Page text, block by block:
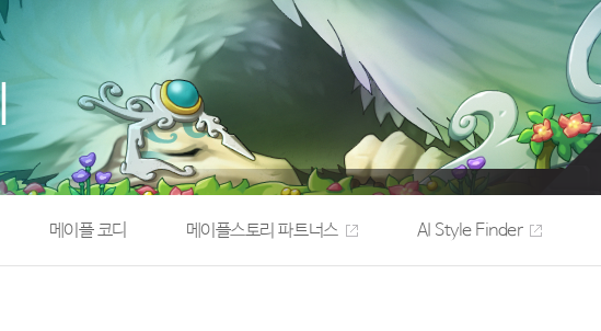
추가정보
컨텐츠 랭킹
메이플 아트
메이플 코디
메이플스토리 파트너스
AI Style Finder
미니게임
커뮤니티 아카이브
메이플 코디 메이플스토리 파트너스 AI Style Finder